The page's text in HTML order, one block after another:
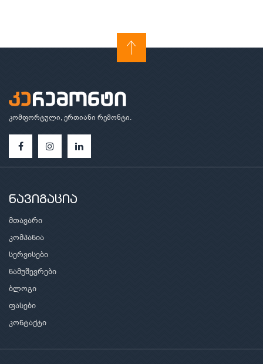
კომფორტული, ერთიანი რემონტი.
ნავიგაცია
მთავარი
კომპანია
სერვისები
ნამუშევრები
ბლოგი
ფასები
კონტაქტი